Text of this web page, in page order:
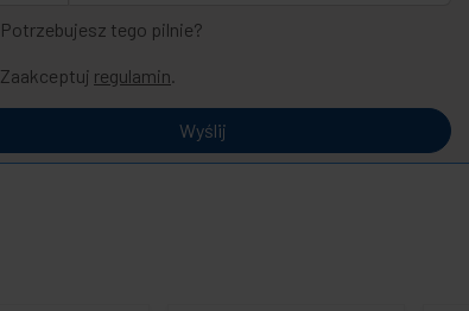
Potrzebujesz tego pilnie?
Zaakceptuj regulamin.
Wyślij